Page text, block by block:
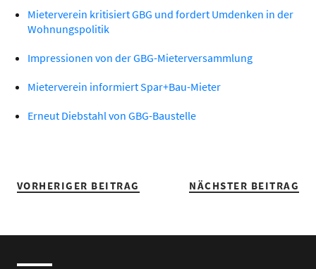
Mieterverein kritisiert GBG und fordert Umdenken in der
Wohnungspolitik
Impressionen von der GBG-Mieterversammlung
Mieterverein informiert Spar+Bau-Mieter
Erneut Diebstahl von GBG-Baustelle
VORHERIGER BEITRAG NÄCHSTER BEITRAG